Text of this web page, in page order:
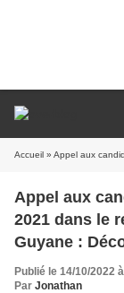
Accueil » Appel aux candidatures FM
Appel aux
2021 dans le
Guyane :
!Publié le 14/10/2022
Par Jonathan